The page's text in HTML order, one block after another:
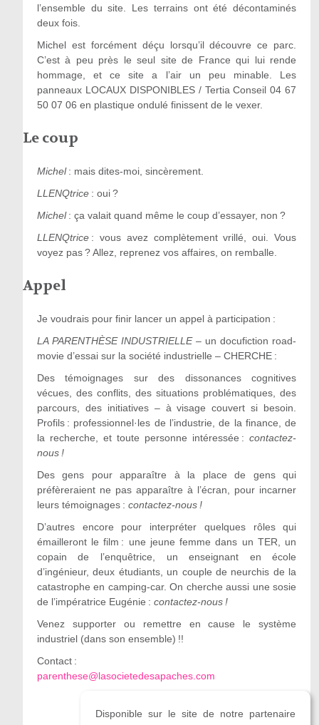
l’ensemble du site. Les terrains ont été décontaminés
deux fois.
Michel est forcément déçu lorsqu’il découvre ce parc.
C’est à peu près le seul site de France qui lui rende
hommage, et ce site a l’air un peu minable. Les
panneaux LOCAUX DISPONIBLES / Tertia Conseil 04 67
50 07 06 en plastique ondulé finissent de le vexer.
Le coup
Michel: mais dites-moi, sincèrement.
LLENQtrice: oui ?
Michel: ça valait quand même le coup d’essayer, non ?
LLENQtrice: vous avez complètement vrillé, oui. Vous
voyez pas ? Allez, reprenez vos affaires, on remballe.
Appel
Je voudrais pour finir lancer un appel à participation :
LA PARENTHÈSE INDUSTRIELLE– un docufiction road-
movie d’essai sur la société industrielle – CHERCHE :
Des témoignages sur des dissonances cognitives
vécues, des conflits, des situations problématiques, des
parcours, des initiatives – à visage couvert si besoin.
Profils : professionnel·les de l’industrie, de la finance, de
la recherche, et toute personne intéressée :contactez-
nous !
Des gens pour apparaître à la place de gens qui
préfèreraient ne pas apparaître à l’écran, pour incarner
leurs témoignages : contactez-nous !
D’autres encore pour interpréter quelques rôles qui
émailleront le film : une jeune femme dans un TER, un
copain de l’enquêtrice, un enseignant en école
d’ingénieur, deux étudiants, un couple de neurchis de la
catastrophe en camping-car. On cherche aussi une sosie
de l’impératrice Eugénie : contactez-nous !
Venez supporter ou remettre en cause le système
industriel (dans son ensemble) !!
Contact :
parenthese@lasocietedesapaches.com
Disponible sur le site de notre partenaire